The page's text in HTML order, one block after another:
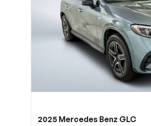
2025 Mercedes Benz GLC